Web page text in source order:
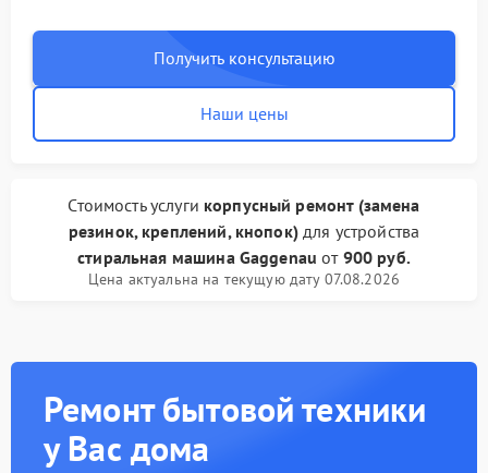
Получить консультацию
Наши цены
Стоимость услуги корпусный ремонт (замена
резинок, креплений, кнопок)для устройства
стиральная машина Gaggenau от 900 руб.
Цена актуальна на текущую дату 07.08.2026
Ремонт бытовой техники
у Вас дома